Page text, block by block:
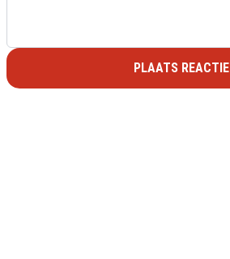
PLAATS REACTIE